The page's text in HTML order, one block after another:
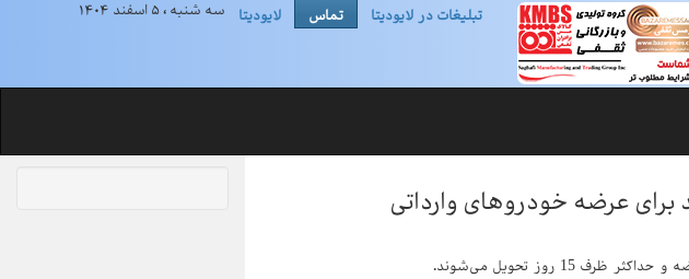
تبلیغات در لایودیتا تماس لایودیتا سه شنبه ، ۵ اسفند ۱۴۰۴
روز تحویل می‌شوند.